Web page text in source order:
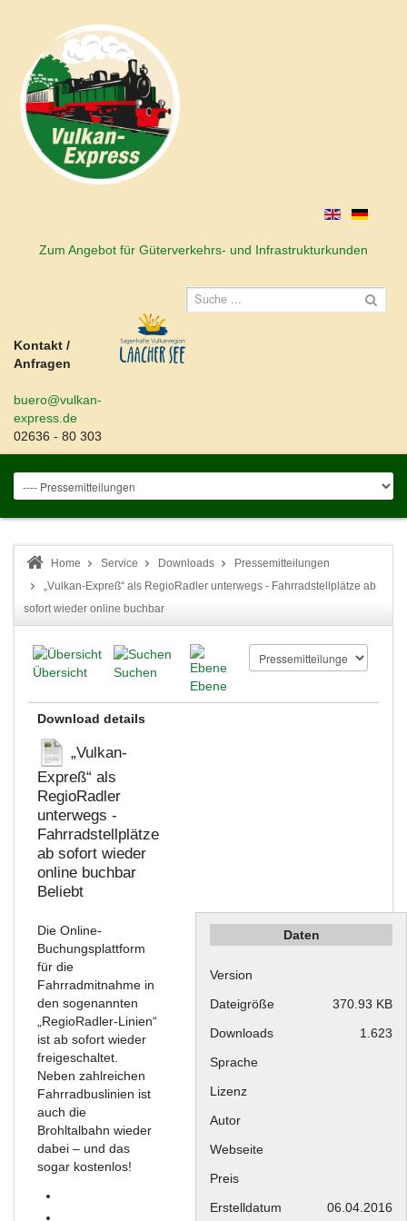
Zum Angebot für Güterverkehrs- und Infrastrukturkunden
Kontakt /
Anfragen
buero@vulkan-
express.de
02636 - 80 303
Home Service Downloads
Pressemitteilungen
„Vulkan-Expreß“ als RegioRadler unterwegs - Fahrradstellplätze ab
sofort wieder online buchbar
Übersicht
Suchen
Ebene
Download details
„Vulkan-
Expreß“ als
RegioRadler
unterwegs -
Fahrradstellplätze
ab sofort wieder
online buchbar
Beliebt
Die Online-
Buchungsplattform
für die
Fahrradmitnahme in
den sogenannten
„RegioRadler-Linien“
ist ab sofort wieder
freigeschaltet.
Neben zahlreichen
Fahrradbuslinien ist
auch die
Brohltalbahn wieder
dabei – und das
sogar kostenlos!
Daten
Version
Dateigröße
370.93 KB
Downloads
1.623
Sprache
Lizenz
Autor
Webseite
Preis
Erstelldatum
06.04.2016